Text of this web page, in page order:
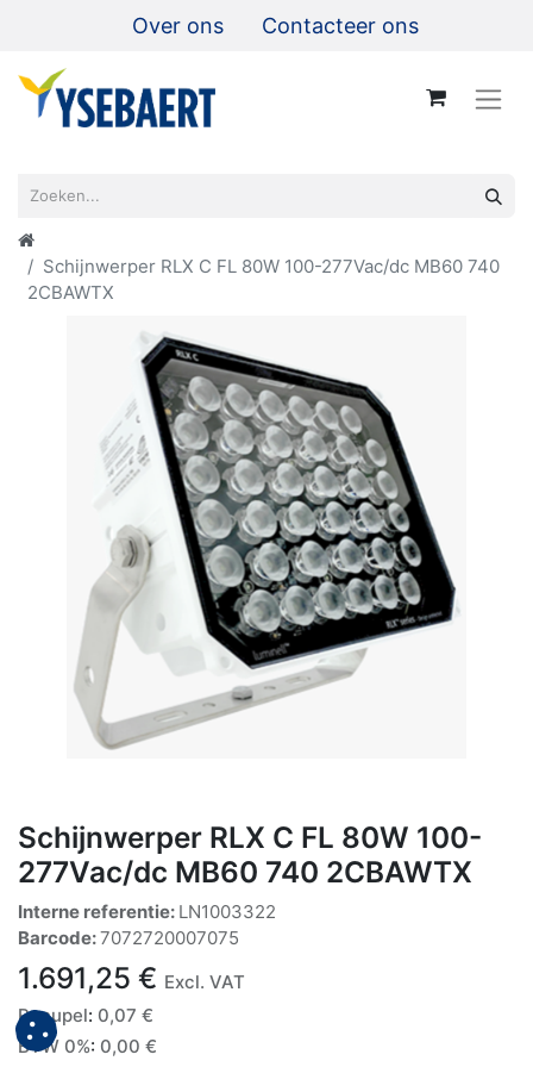
Over ons Contacteer ons
Schijnwerper RLX C FL 80W 100-277Vac/dc MB60 740
2CBAWTX
Schijnwerper RLX C FL 80W 100-
277Vac/dc MB60 740 2CBAWTX
Interne referentie: LN1003322
Barcode:7072720007075
1.691,25 € Excl. VAT
Recupel: 0,07 €
BTW 0%: 0,00 €